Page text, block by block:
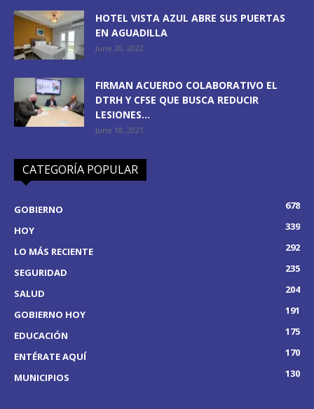
HOTEL VISTA AZUL ABRE SUS PUERTAS
EN AGUADILLA
June 20, 2022
FIRMAN ACUERDO COLABORATIVO EL
DTRH Y CFSE QUE BUSCA REDUCIR
LESIONES...
June 18, 2021
CATEGORÍA POPULAR
GOBIERNO
678
HOY
339
LO MÁS RECIENTE
292
SEGURIDAD
235
SALUD
204
GOBIERNO HOY
191
EDUCACIÓN
175
ENTÉRATE AQUÍ
170
MUNICIPIOS
130